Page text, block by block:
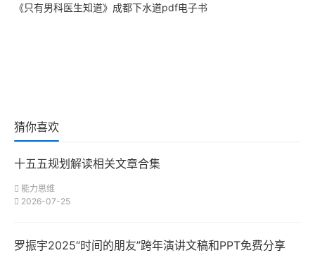
《只有男科医生知道》成都下水道pdf电子书
猜你喜欢
十五五规划解读相关文章合集
能力思维
2026-07-25
罗振宇2025“时间的朋友”跨年演讲文稿和PPT免费分享